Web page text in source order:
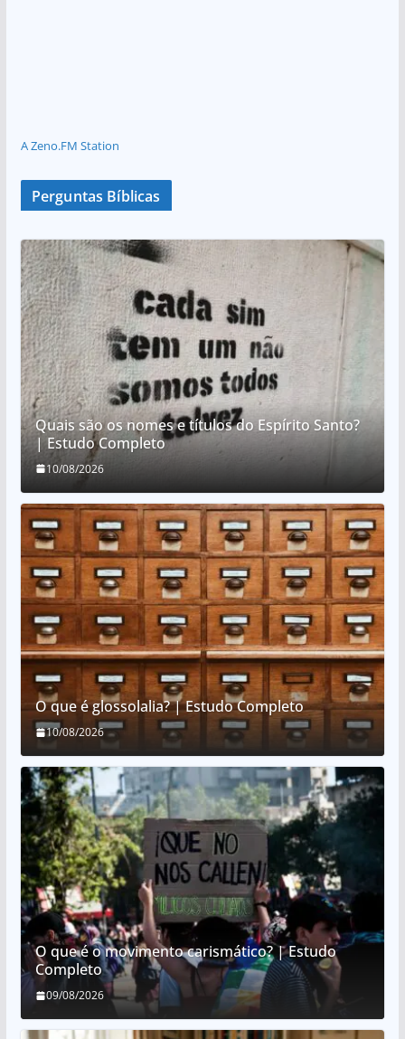
A Zeno.FM Station
Perguntas Bíblicas
Quais são os nomes e títulos do Espírito Santo?
| Estudo Completo
10/08/2026
O que é glossolalia? | Estudo Completo
10/08/2026
O que é o movimento carismático? | Estudo
Completo
09/08/2026